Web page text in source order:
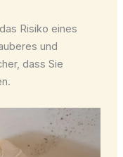
Risiko eines
und
dass Sie